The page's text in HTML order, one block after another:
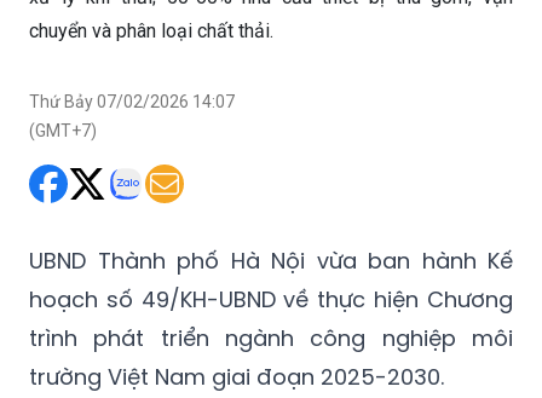
chuyển và phân loại chất thải.
Thứ Bảy 07/02/2026 14:07
(GMT+7)
UBND Thành phố Hà Nội vừa ban hành Kế
hoạch số 49/KH-UBND về thực hiện Chương
trình phát triển ngành công nghiệp môi
trường Việt Nam giai đoạn 2025-2030.